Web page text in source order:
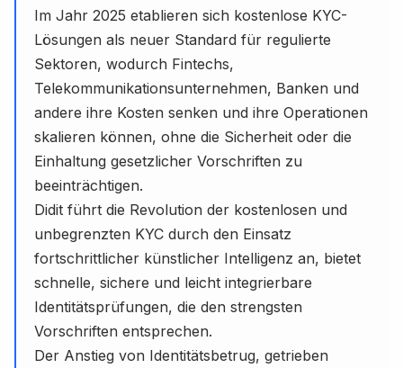
Im Jahr 2025 etablieren sich kostenlose KYC-
Lösungen als neuer Standard für regulierte
Sektoren, wodurch Fintechs,
Telekommunikationsunternehmen, Banken und
andere ihre Kosten senken und ihre Operationen
skalieren können, ohne die Sicherheit oder die
Einhaltung gesetzlicher Vorschriften zu
beeinträchtigen.
Didit führt die Revolution der kostenlosen und
unbegrenzten KYC durch den Einsatz
fortschrittlicher künstlicher Intelligenz an, bietet
schnelle, sichere und leicht integrierbare
Identitätsprüfungen, die den strengsten
Vorschriften entsprechen.
Der Anstieg von Identitätsbetrug, getrieben